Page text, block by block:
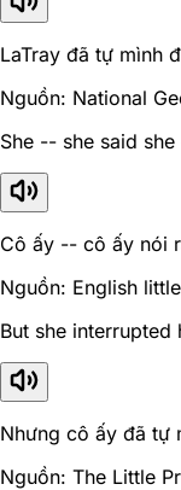
LaTray đã tự mình
Nguồn: National
She -- she said
Cô ấy -- cô ấy nói
Nguồn: English
But she
Nhưng cô ấy đã tự
Nguồn: The Little